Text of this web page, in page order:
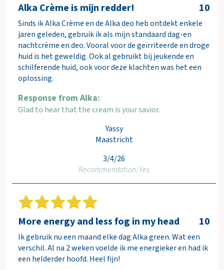
Yassy
Maastricht
3/4/26
Recommendation: Yes
Alka Crème is mijn redder! 10
Sinds ik Alka Crème en de Alka deo heb ontdekt enkele
jaren geleden, gebruik ik als mijn standaard dag-en
nachtcrème en deo. Vooral voor de geïrriteerde en droge
huid is het geweldig. Ook al gebruikt bij jeukende en
schilferende huid, ook voor deze klachten was het een
oplossing.
Response from Alka:
Glad to hear that the cream is your savior.
More energy and less fog in my head 10
Ik gebruik nu een maand elke dag Alka green. Wat een
verschil. Al na 2 weken voelde ik me energieker en had ik
een helderder hoofd. Heel fijn!
O
r
d
e
r
n
o
w
V
r